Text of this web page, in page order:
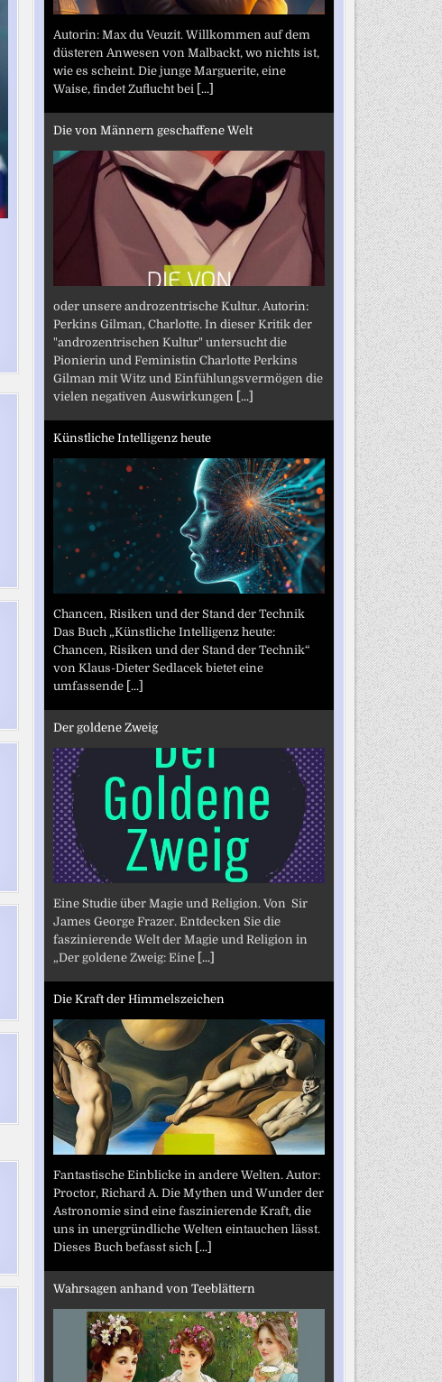
Autorin: Max du Veuzit. Willkommen auf dem
düsteren Anwesen von Malbackt, wo nichts ist,
wie es scheint. Die junge Marguerite, eine
Waise, findet Zuflucht bei [...]
Die von Männern geschaffene Welt
oder unsere androzentrische Kultur. Autorin:
Perkins Gilman, Charlotte. In dieser Kritik der
"androzentrischen Kultur" untersucht die
Pionierin und Feministin Charlotte Perkins
Gilman mit Witz und Einfühlungsvermögen die
vielen negativen Auswirkungen [...]
Künstliche Intelligenz heute
Chancen, Risiken und der Stand der Technik
Das Buch „Künstliche Intelligenz heute:
Chancen, Risiken und der Stand der Technik“
von Klaus-Dieter Sedlacek bietet eine
umfassende [...]
Der goldene Zweig
Eine Studie über Magie und Religion. Von Sir
James George Frazer. Entdecken Sie die
faszinierende Welt der Magie und Religion in
„Der goldene Zweig: Eine [...]
Die Kraft der Himmelszeichen
Fantastische Einblicke in andere Welten. Autor:
Proctor, Richard A. Die Mythen und Wunder der
Astronomie sind eine faszinierende Kraft, die
uns in unergründliche Welten eintauchen lässt.
Dieses Buch befasst sich [...]
Wahrsagen anhand von Teeblättern